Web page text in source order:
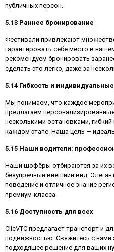
публичных персон.
5.13 Раннее бронирование
Фестивали привлекают
гарантировать себе место в
рекомендуем бронировать
сделать это легко, даже за
5.14 Гибкость и индивидуальные
Мы понимаем, что каждое
предлагаем
несколькими остановками,
каждом этапе. Наша цель —
5.15 Наши водители:
Наши шофёры отбираются за их
безупречный внешний вид.
поведение и отличное знание
премиум-класса.
5.16 Доступность для всех
ClicVTC предлагает транспорт и
подвижностью. Свяжитесь с
подходящее решение для ваших